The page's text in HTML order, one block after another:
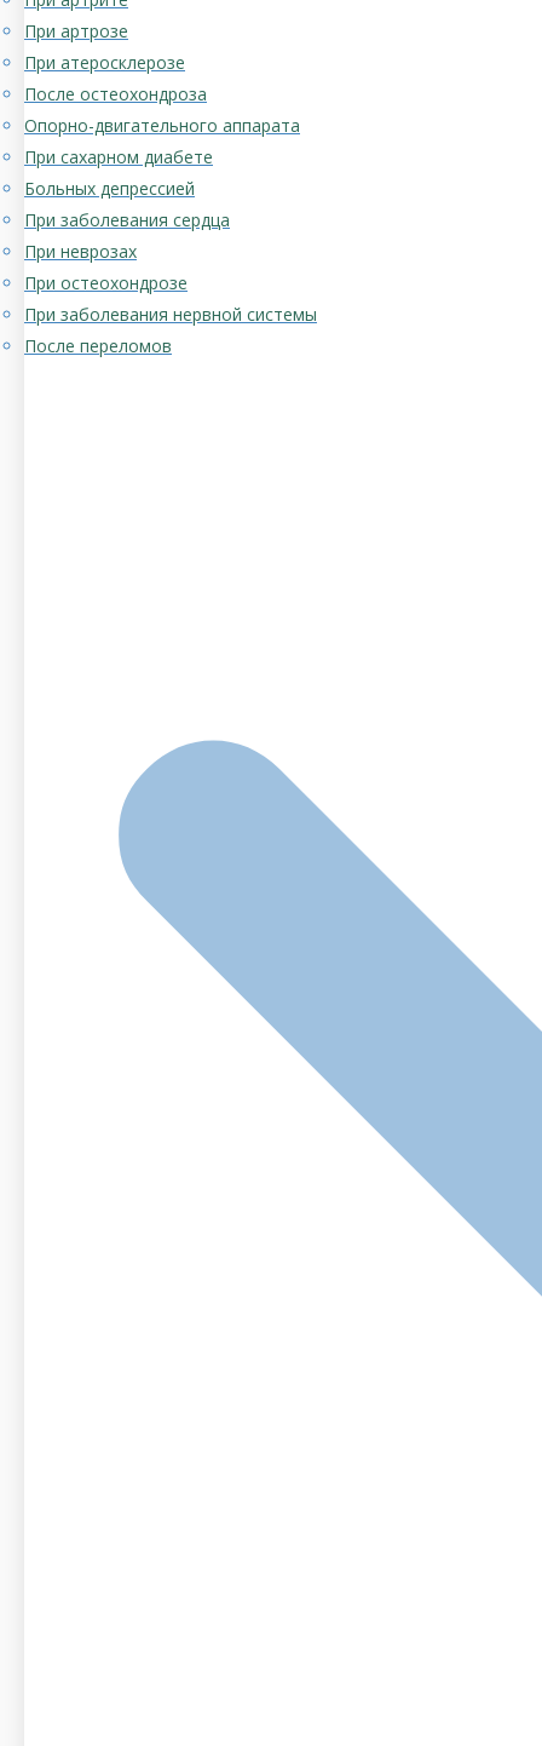
При артрозе
При атеросклерозе
После остеохондроза
Опорно-двигательного аппарата
При сахарном диабете
Больных депрессией
При заболевания сердца
При неврозах
При остеохондрозе
При заболевания нервной системы
После переломов